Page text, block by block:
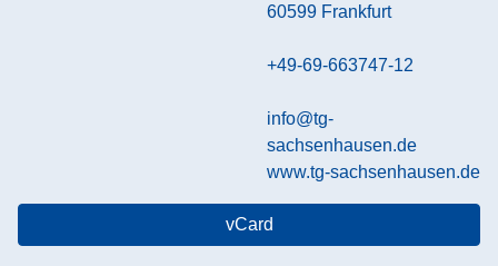
60599 Frankfurt
+49-69-663747-12
info@tg-
sachsenhausen.de
www.tg-sachsenhausen.de
vCard